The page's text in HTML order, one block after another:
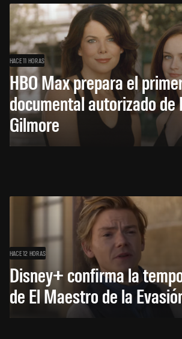
HACE 11 HORAS
HBO Max prepara el
documental autorizado de
Gilmore
HACE 12 HORAS
Disney+ confirma la
de El Maestro de la